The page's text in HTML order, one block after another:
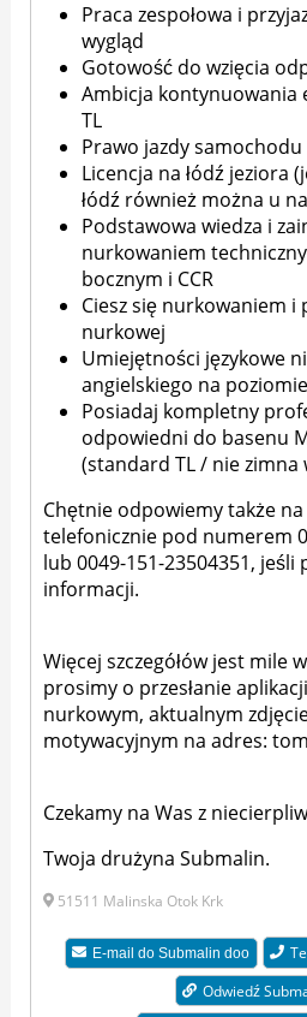
Praca zespołowa i
wygląd
Gotowość do wzięcia
Ambicja kontynuowania
TL
Prawo jazdy samochodu
Licencja na łódź jeziora
łódź również można u
Podstawowa wiedza i
nurkowaniem
bocznym i CCR
Ciesz się nurkowaniem i
nurkowej
Umiejętności językowe
angielskiego na
Posiadaj kompletny
odpowiedni do basenu
(standard TL / nie zimna
Chętnie odpowiemy także
telefonicznie pod numerem
lub 0049-151-23504351, jeśli
informacji.
Więcej szczegółów jest mile
prosimy o przesłanie
nurkowym, aktualnym
motywacyjnym na adres:
Czekamy na Was z
Twoja drużyna Submalin.
51511 Malinska Otok Krk
E-mail doSubmalin doo
Odwiedź